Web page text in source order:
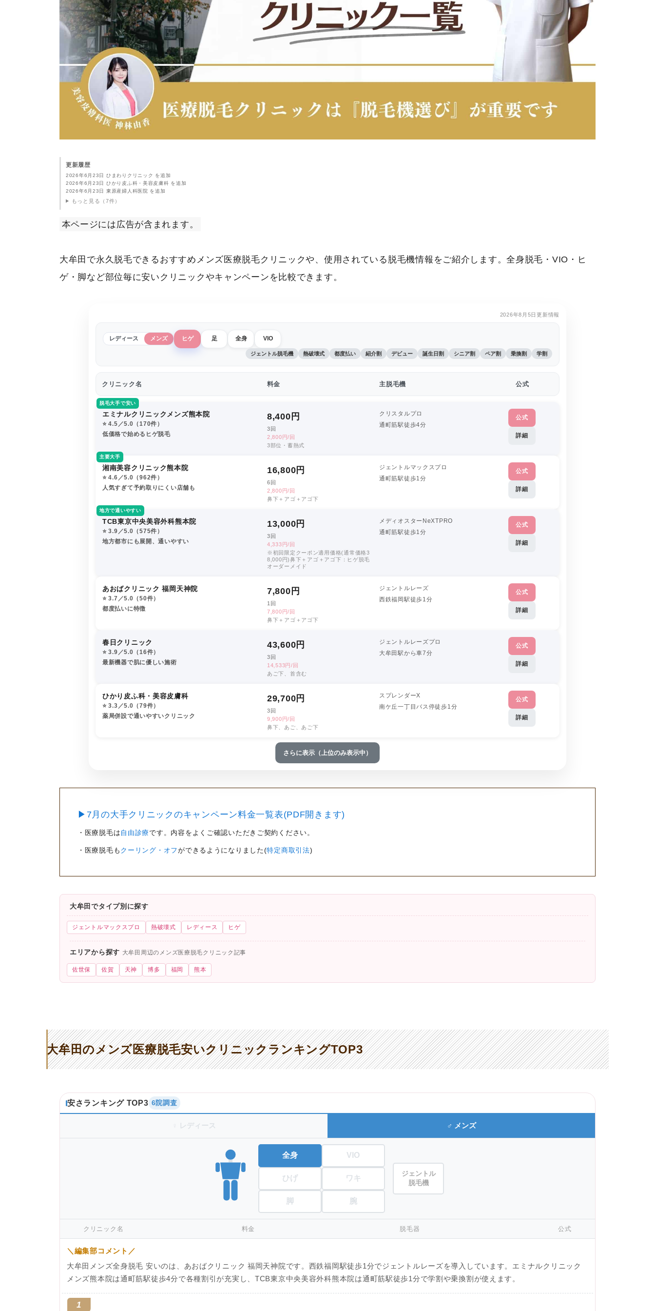
更新履歴
2026年6月23日 ひまわりクリニック を追加
2026年6月23日 ひかり皮ふ科・美容皮膚科 を追加
2026年6月23日 東原産婦人科医院 を追加
もっと見る（7件）
本ページには広告が含まれます。
大牟田で永久脱毛できるおすすめメンズ医療脱毛クリニックや、使用されている脱毛機情報をご紹介します。全身脱毛・VIO・ヒ
ゲ・脚など部位毎に安いクリニックやキャンペーンを比較できます。
2026年8月5日更新情報
レディース メンズ ヒゲ 足 全身 VIO
ジェントル脱毛機 熱破壊式 都度払い 紹介割 デビュー 誕生日割 シニア割 ペア割 乗換割 学割
クリニック名 料金 主脱毛機 公式
脱毛大手で安い
エミナルクリニックメンズ熊本院
⭐️ 4.5／5.0（170件）
低価格で始めるヒゲ脱毛
8,400 円
3回
2,800円/回
3部位・蓄熱式
クリスタルプロ
通町筋駅徒歩4分
公式
詳細
主要大手
湘南美容クリニック熊本院
⭐️ 4.6／5.0（962件）
人気すぎて予約取りにくい店舗も
16,800 円
6回
2,800円/回
鼻下＋アゴ＋アゴ下
ジェントルマックスプロ
通町筋駅徒歩1分
公式
詳細
地方で通いやすい
TCB東京中央美容外科熊本院
⭐️ 3.9／5.0（575件）
地方都市にも展開、通いやすい
13,000 円
3回
4,333円/回
※初回限定クーポン適用価格(通常価格3
8,000円)鼻下＋アゴ＋アゴ下：ヒゲ脱毛
オーダーメイド
メディオスターNeXTPRO
通町筋駅徒歩1分
公式
詳細
あおばクリニック 福岡天神院
⭐️ 3.7／5.0（50件）
都度払いに特徴
7,800 円
1回
7,800円/回
鼻下＋アゴ＋アゴ下
ジェントルレーズ
西鉄福岡駅徒歩1分
公式
詳細
春日クリニック
⭐️ 3.9／5.0（16件）
最新機器で肌に優しい施術
43,600 円
3回
14,533円/回
あご下、首含む
ジェントルレーズプロ
大牟田駅から車7分
公式
詳細
ひかり皮ふ科・美容皮膚科
⭐️ 3.3／5.0（79件）
薬局併設で通いやすいクリニック
29,700 円
3回
9,900円/回
鼻下、あご、あご下
スプレンダーX
南ケ丘一丁目バス停徒歩1分
公式
詳細
さらに表示（上位のみ表示中）
▶7月の大手クリニックのキャンペーン料金一覧表(PDF開きます)
・医療脱毛は自由診療です。内容をよくご確認いただきご契約ください。
・医療脱毛もクーリング・オフができるようになりました(特定商取引法)
大牟田でタイプ別に探す
ジェントルマックスプロ 熱破壊式 レディース ヒゲ
エリアから探す 大牟田周辺のメンズ医療脱毛クリニック記事
佐世保 佐賀 天神 博多 福岡 熊本
大牟田のメンズ医療脱毛安いクリニックランキングTOP3
安さランキング TOP3 6院調査
♀ レディース ♂ メンズ
全身 VIO
ひげ ワキ
脚 腕
ジェントル
脱毛機
クリニック名 料金 脱毛器 公式
＼編集部コメント／
大牟田メンズ全身脱毛 安いのは、あおばクリニック 福岡天神院です。西鉄福岡駅徒歩1分でジェントルレーズを導入しています。エミナルクリニック
メンズ熊本院は通町筋駅徒歩4分で各種割引が充実し、TCB東京中央美容外科熊本院は通町筋駅徒歩1分で学割や乗換割が使えます。
1